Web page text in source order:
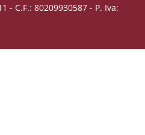
- C.F.: 80209930587 - P. Iva: